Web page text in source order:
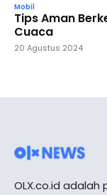
Mobil
Tips Aman
Cuaca
20 Agustus 2024
OLX.co.id